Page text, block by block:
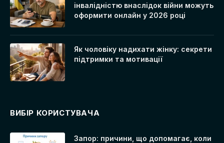
інвалідністю внаслідок війни можуть
оформити онлайн у 2026 році
Як чоловіку надихати жінку: секрети
підтримки та мотивації
ВИБІР КОРИСТУВАЧА
Запор: причини, що допомагає, коли